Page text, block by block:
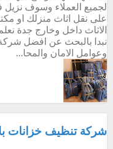
لجميع العملاء وسوف
على نقل اثاث منزلك او
الاثاث داخل وخارج جدة
نبدا بالبحث عن افضل
وعوامل الامان والمحا...
شركة تنظيف خزانات